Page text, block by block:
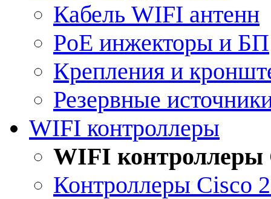
Кабель WIFI антенн
PoE инжекторы и БП
Крепления и
Резервные
WIFI контроллеры
WIFI контроллеры
Контроллеры Cisco